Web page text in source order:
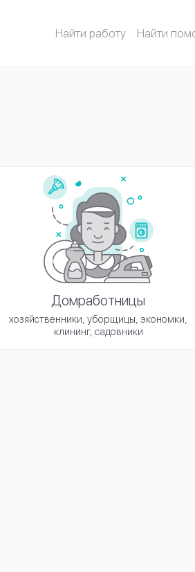
Найти работу Найти
Домработницы
хозяйственники, уборщицы, экономки,
клининг, садовники